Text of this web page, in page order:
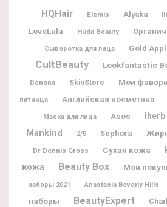
HQHair Elemis Alyaka
LoveLula
Huda Beauty
Сыворотка для лица Gold
CultBeauty Lookfantastic
Denona
SkinStore Мои
пятница Английская косметика
Маска для лица Asos Iherb
Mankind 2/5 Sephora
Dr Dennis Gross
Сухая кожа
кожа
Beauty Box Мои
наборы 2021 Anastasia Beverly Hills
наборы
BeautyExpert